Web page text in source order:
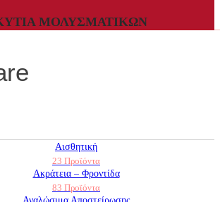
ΜΟΛΥΣΜΑΤΙΚΏΝ
Αισθητική
23 Προϊόντα
Ακράτεια – Φροντίδα
83 Προϊόντα